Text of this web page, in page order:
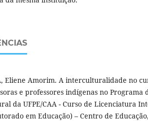
Eliene Amorim. A interculturalidade no
e professores indígenas no Programa
da UFPE/CAA - Curso de Licenciatura
em Educação) – Centro de